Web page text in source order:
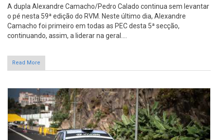
A dupla Alexandre Camacho/Pedro Calado continua sem levantar
o pé nesta 59ª edição do RVM. Neste último dia, Alexandre
Camacho foi primeiro em todas as PEC desta 5ª secção,
continuando, assim, a liderar na geral....
Read More